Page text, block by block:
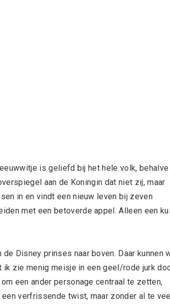
is geliefd bij het hele volk, behalve
aan de Koningin dat niet zij, maar
in en vindt een nieuw leven bij zeven
met een betoverde appel. Alleen een
Disney prinses naar boven. Daar kunnen
ik zie menig meisje in een geel/rode jurk
een ander personage centraal te zetten,
verfrissende twist, maar zonder al te